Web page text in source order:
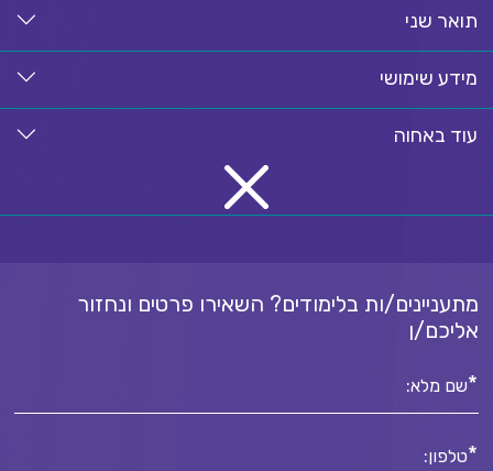
תואר שני
מידע שימושי
עוד באחוה
מתעניינים/ות בלימודים? השאירו פרטים ונחזור
אליכם/ן
שם מלא:*
טלפון:*